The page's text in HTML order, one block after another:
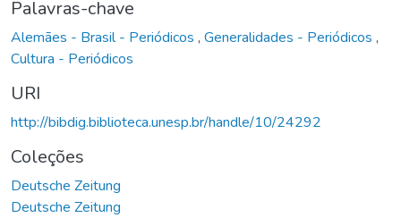
Palavras-chave
Alemães - Brasil - Periódicos , Generalidades - Periódicos ,
Cultura - Periódicos
URI
http://bibdig.biblioteca.unesp.br/handle/10/24292
Coleções
Deutsche Zeitung
Deutsche Zeitung